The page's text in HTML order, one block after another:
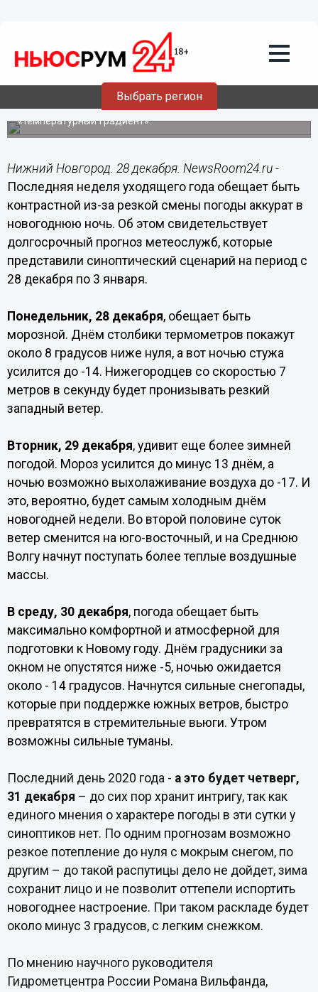
Выбрать регион
28.12.202002:31
Последняя неделя 2020 года принесет
в Нижний Новгород снег и морозы
Научный руководитель Гидрометцентра РФ пообещал
«температурный градиент».
Нижний Новгород. 28 декабря. NewsRoom24.ru -
Последняя неделя уходящего года обещает быть
контрастной из-за резкой смены погоды аккурат в
новогоднюю ночь. Об этом свидетельствует
долгосрочный прогноз метеослужб, которые
представили синоптический сценарий на период с
28 декабря по 3 января.
Понедельник, 28 декабря, обещает быть
морозной. Днём столбики термометров покажут
около 8 градусов ниже нуля, а вот ночью стужа
усилится до -14. Нижегородцев со скоростью 7
метров в секунду будет пронизывать резкий
западный ветер.
Вторник, 29 декабря, удивит еще более зимней
погодой. Мороз усилится до минус 13 днём, а
ночью возможно выхолаживание воздуха до -17. И
это, вероятно, будет самым холодным днём
новогодней недели. Во второй половине суток
ветер сменится на юго-восточный, и на Среднюю
Волгу начнут поступать более теплые воздушные
массы.
В среду, 30 декабря, погода обещает быть
максимально комфортной и атмосферной для
подготовки к Новому году. Днём градусники за
окном не опустятся ниже -5, ночью ожидается
около - 14 градусов. Начнутся сильные снегопады,
которые при поддержке южных ветров, быстро
превратятся в стремительные вьюги. Утром
возможны сильные туманы.
Последний день 2020 года - а это будет четверг,
31 декабря – до сих пор хранит интригу, так как
единого мнения о характере погоды в эти сутки у
синоптиков нет. По одним прогнозам возможно
резкое потепление до нуля с мокрым снегом, по
другим – до такой распутицы дело не дойдет, зима
сохранит лицо и не позволит оттепели испортить
новогоднее настроение. При таком раскладе будет
около минус 3 градусов, с легким снежком.
По мнению научного руководителя
Гидрометцентра России Романа Вильфанда,